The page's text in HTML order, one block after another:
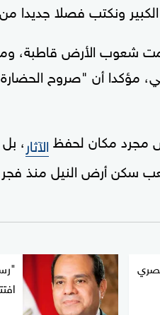
ونكتب فصلا جديدا
شعوب الأرض قاطبة،
مؤكدا أن "صروح
مجرد مكان لحفظ الآثار،
أرض النيل منذ فجر